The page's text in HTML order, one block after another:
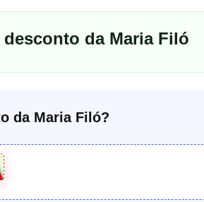
da Maria Filó
da Maria Filó?